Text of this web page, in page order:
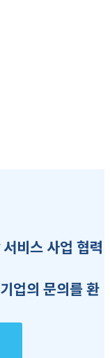
비스 사업 협력
업의 문의를 환